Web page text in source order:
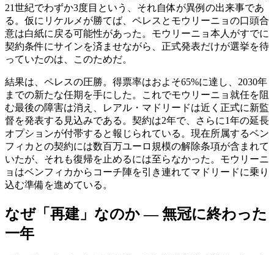
21世紀でわずか3度目という、それ自体が異例の出来事であ
る。仮にリケルメが勝てば、ペレスとモウリーニョの口頭合
意は白紙に戻る可能性があった。モウリーニョ本人がすでに
契約条件にサインを済ませながら、正式発表だけが選挙を待
っていたのは、このためだ。
結果は、ペレスの圧勝。得票率はおよそ65%に達し、2030年
までの新たな任期を手にした。これでモウリーニョ就任を阻
む最後の障害は消え、レアル・マドリードは近く正式に新監
督を発表する見込みである。契約は2年で、さらに1年の延長
オプションが付帯すると報じられている。現在所属するベン
フィカとの契約には数百万ユーロ規模の解除条項が含まれて
いたが、それも復帰を止めるには至らなかった。モウリーニ
ョはベンフィカからコーチ陣を引き連れてマドリードに乗り
込む準備を進めている。
なぜ「再建」なのか ― 無冠に終わった
一年